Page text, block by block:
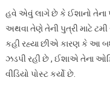
હવે એવું લાગે છે કે ઈશાનો તેના
અથવા તેણે તેની પુત્રી માટે
કહી રહ્યા છીએ કારણ કે આ
ઝડપી રહી છે , ઈશાએ તેના
વીડિયો પોસ્ટ કર્યો છે.